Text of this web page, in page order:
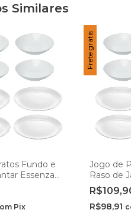
Similares
Fundo e
Essenza
e 27cm -
Pix
Frete grátis
Jogo de
Raso de
Opaline
Rojemac
R$98,91